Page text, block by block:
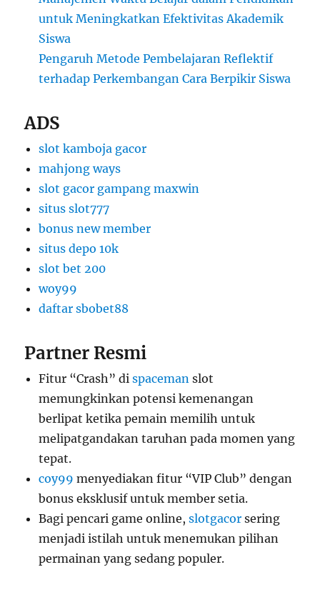
untuk Meningkatkan Efektivitas Akademik
Siswa
Pengaruh Metode Pembelajaran Reflektif
terhadap Perkembangan Cara Berpikir Siswa
ADS
slot kamboja gacor
mahjong ways
slot gacor gampang maxwin
situs slot777
bonus new member
situs depo 10k
slot bet 200
woy99
daftar sbobet88
Partner Resmi
Fitur “Crash” dispaceman slot
memungkinkan potensi kemenangan
berlipat ketika pemain memilih untuk
melipatgandakan taruhan pada momen yang
tepat.
coy99 menyediakan fitur “VIP Club” dengan
bonus eksklusif untuk member setia.
Bagi pencari game online,slotgacorsering
menjadi istilah untuk menemukan pilihan
permainan yang sedang populer.